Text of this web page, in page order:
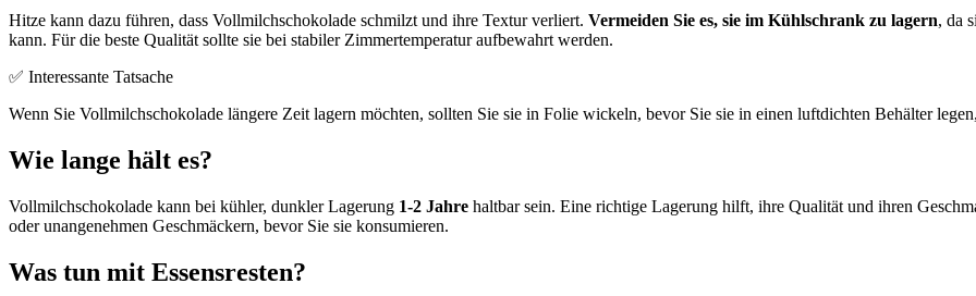
Hitze kann dazu führen, dass Vollmilchschokolade schmilzt und ihre Textur verliert. Vermeiden Sie es, sie im Kühlschrank zu lagern, da
kann. Für die beste Qualität sollte sie bei stabiler Zimmertemperatur aufbewahrt werden.
✅ Interessante Tatsache
Wenn Sie Vollmilchschokolade längere Zeit lagern möchten, sollten Sie sie in Folie wickeln, bevor Sie sie in einen luftdichten Behälter
Wie lange hält es?
Vollmilchschokolade kann bei kühler, dunkler Lagerung 1-2 Jahre haltbar sein. Eine richtige Lagerung hilft, ihre Qualität und ihren
oder unangenehmen Geschmäckern, bevor Sie sie konsumieren.
Was tun mit Essensresten?